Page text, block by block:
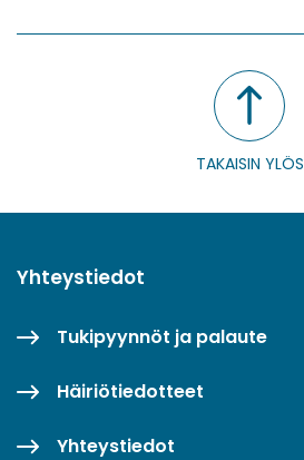
TAKAISIN YLÖS
Yhteystiedot
Tukipyynnöt ja palaute
Häiriötiedotteet
Yhteystiedot